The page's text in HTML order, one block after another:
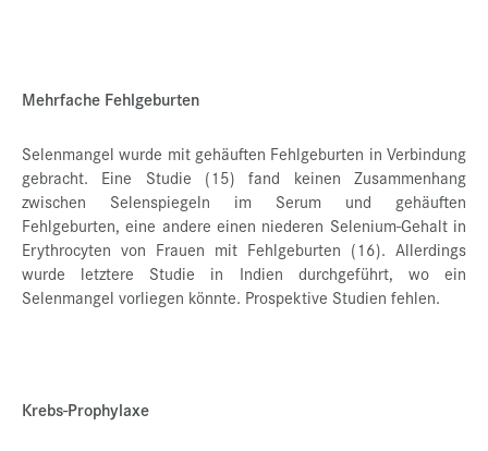
Mehrfache Fehlgeburten
Selenmangel wurde mit gehäuften Fehlgeburten in Verbindung
gebracht. Eine Studie (15) fand keinen Zusammenhang
zwischen Selenspiegeln im Serum und gehäuften
Fehlgeburten, eine andere einen niederen Selenium-Gehalt in
Erythrocyten von Frauen mit Fehlgeburten (16). Allerdings
wurde letztere Studie in Indien durchgeführt, wo ein
Selenmangel vorliegen könnte. Prospektive Studien fehlen.
Krebs-Prophylaxe